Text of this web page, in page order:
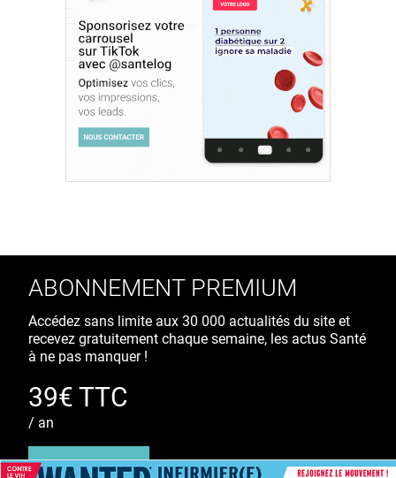
ABONNEMENT PREMIUM
Accédez sans limite aux 30 000 actualités du site et
recevez gratuitement chaque semaine, les actus Santé
à ne pas manquer !
39€ TTC
/ an
S'ABONNER